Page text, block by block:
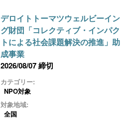
デロイトトーマツウェルビーイン
グ財団「コレクティブ・インパク
トによる社会課題解決の推進」助
成事業
2026/08/07 締切
カテゴリー:
NPO対象
対象地域:
全国